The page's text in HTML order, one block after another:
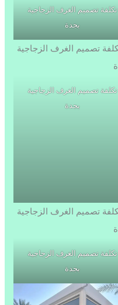
تكلفة تصميم الغرف الزجاجية
بجدة
تكلفة تصميم الغرف الزجاجية
بجدة
تكلفة تصميم الغرف الزجاجية
بجدة